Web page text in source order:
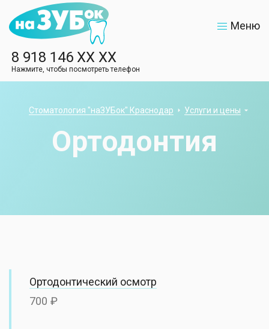
Меню
8 918 146 XX XX
Нажмите, чтобы посмотреть телефон
Стоматология "наЗУБок" Краснодар Услуги и цены
Ортодонтия
Ортодонтический осмотр
700